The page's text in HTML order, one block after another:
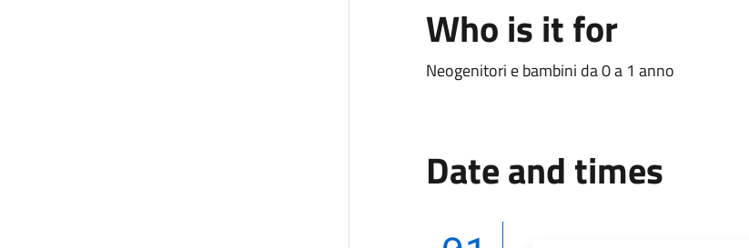
Who is it for
Neogenitori e bambini da 0 a 1 anno
Date and times